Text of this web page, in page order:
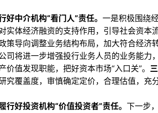
好中介机构“看门人”责任。 一是积极围绕
实体经济融资的支持作用，引导社会资本
策导向调整业务结构布局，加大符合经济
司将进一步增强投行业务人员的业务能力
价值发现职能，把好资本市场“入口关”。
究覆盖度，审慎确定定价，合理估值，充
行好投资机构“价值投资者”责任。 下一步